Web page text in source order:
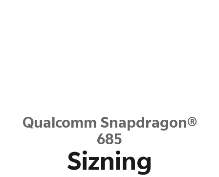
Qualcomm Snapdragon®
685
Sizning